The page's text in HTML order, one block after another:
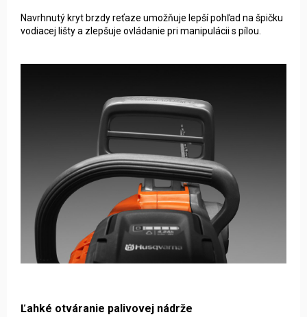
Navrhnutý kryt brzdy reťaze umožňuje lepší pohľad na špičku
vodiacej lišty a zlepšuje ovládanie pri manipulácii s pílou.
Ľahké otváranie palivovej nádrže